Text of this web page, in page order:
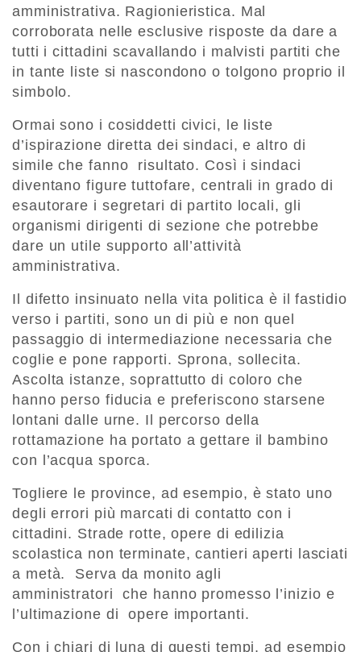
amministrativa. Ragionieristica. Mal
corroborata nelle esclusive risposte da dare a
tutti i cittadini scavallando i malvisti partiti che
in tante liste si nascondono o tolgono proprio il
simbolo.
Ormai sono i cosiddetti civici, le liste
d’ispirazione diretta dei sindaci, e altro di
simile che fanno risultato. Così i sindaci
diventano figure tuttofare, centrali in grado di
esautorare i segretari di partito locali, gli
organismi dirigenti di sezione che potrebbe
dare un utile supporto all’attività
amministrativa.
Il difetto insinuato nella vita politica è il fastidio
verso i partiti, sono un di più e non quel
passaggio di intermediazione necessaria che
coglie e pone rapporti. Sprona, sollecita.
Ascolta istanze, soprattutto di coloro che
hanno perso fiducia e preferiscono starsene
lontani dalle urne. Il percorso della
rottamazione ha portato a gettare il bambino
con l’acqua sporca.
Togliere le province, ad esempio, è stato uno
degli errori più marcati di contatto con i
cittadini. Strade rotte, opere di edilizia
scolastica non terminate, cantieri aperti lasciati
a metà. Serva da monito agli
amministratori che hanno promesso l’inizio e
l’ultimazione di opere importanti.
Con i chiari di luna di questi tempi, ad esempio